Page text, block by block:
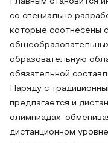
со специально
которые соотнесены
образовательную
обязательной
Наряду с
предлагается и
олимпиадах,
дистанционном